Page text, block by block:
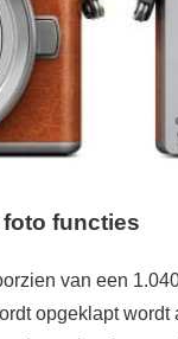
foto functies
van een
opgeklapt